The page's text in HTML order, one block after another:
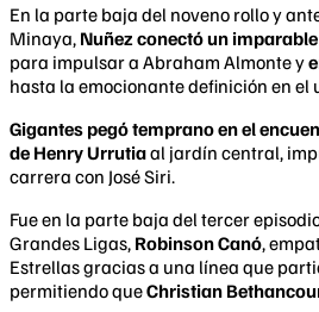
En la parte baja del noveno rollo y
Minaya, Nuñez conectó un imparable
para impulsar a Abraham Almonte y
hasta la emocionante definición en el
Gigantes pegó temprano en el
de Henry Urrutiaal jardín central,
carrera con José Siri.
Fue en la parte baja del tercer
Grandes Ligas, Robinson Canó,
Estrellas gracias a una línea que
permitiendo queChristian